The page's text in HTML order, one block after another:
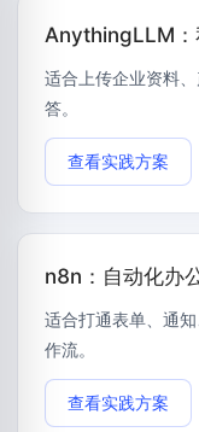
AnythingLLM：
适合上传企业资料
答。
查看实践方案
n8n：自动化办
适合打通表单、通
作流。
查看实践方案